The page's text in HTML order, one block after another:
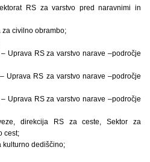
RS za varstvo pred naravnimi in
za civilno obrambo;
Uprava RS za varstvo narave –področje
Uprava RS za varstvo narave –področje
Uprava RS za varstvo narave –področje
direkcija RS za ceste, Sektor za
cest;
kulturno dediščino;